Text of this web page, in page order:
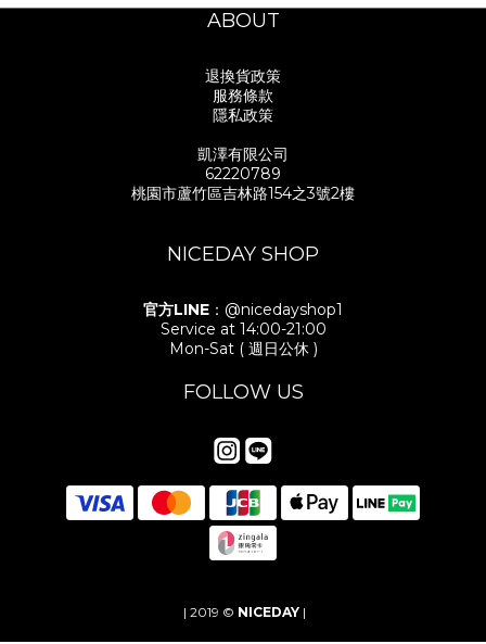
ABOUT
退換貨政策
服務條款
隱私政策
凱澤有限公司
62220789
桃園市蘆竹區吉林路154之3號2樓
NICEDAY SHOP
官方LINE ：@nicedayshop1
Service at 14:00-21:00
Mon-Sat ( 週日公休 )
FOLLOW US
| 2019 © NICEDAY |